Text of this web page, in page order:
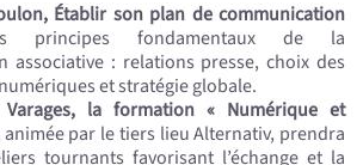
Établir son plan de communication
principes fondamentaux de la
associative : relations presse, choix des
et stratégie globale.
la formation « Numérique et
animée par le tiers lieu Alternativ, prendra
tournants favorisant l’échange et la